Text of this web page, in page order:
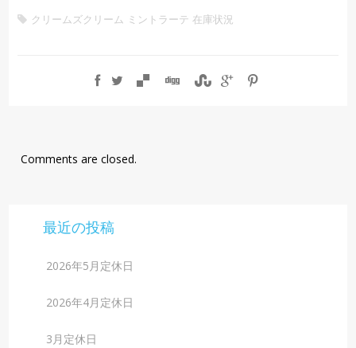
クリームズクリーム ミントラーテ 在庫状況
Comments are closed.
最近の投稿
2026年5月定休日
2026年4月定休日
3月定休日